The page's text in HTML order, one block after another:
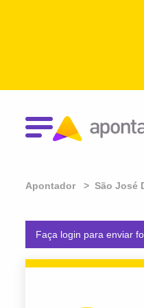
Apontador São José
Faça login para enviar